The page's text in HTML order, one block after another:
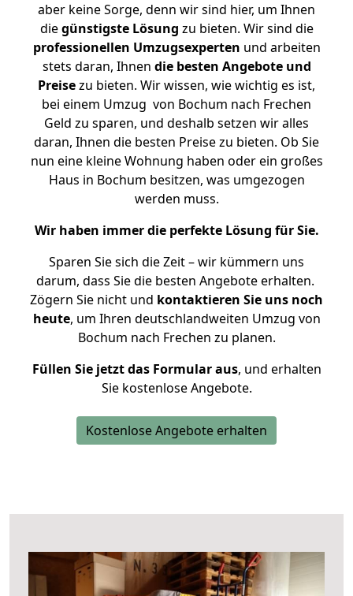
aber keine Sorge, denn wir sind hier, um Ihnen
diegünstigste Lösung zu bieten. Wir sind die
professionellen Umzugsexperten und arbeiten
stets daran, Ihnen die besten Angebote und
Preisezu bieten. Wir wissen, wie wichtig es ist,
bei einem Umzug von Bochum nach Frechen
Geld zu sparen, und deshalb setzen wir alles
daran, Ihnen die besten Preise zu bieten. Ob Sie
nun eine kleine Wohnung haben oder ein großes
Haus in Bochum besitzen, was umgezogen
werden muss.
Wir haben immer die perfekte Lösung für Sie.
Sparen Sie sich die Zeit – wir kümmern uns
darum, dass Sie die besten Angebote erhalten.
Zögern Sie nicht und kontaktieren Sie uns noch
heute, um Ihren deutschlandweiten Umzug von
Bochum nach Frechen zu planen.
Füllen Sie jetzt das Formular aus, und erhalten
Sie kostenlose Angebote.
Kostenlose Angebote erhalten